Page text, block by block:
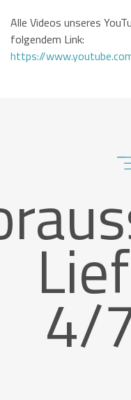
Alle Videos unseres
folgendem Link:
https://
4/